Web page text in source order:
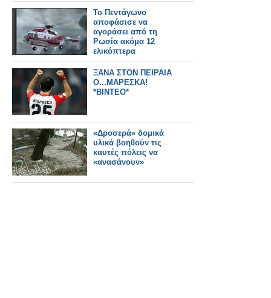
Το Πεντάγωνο
αποφάσισε να
αγοράσει από τη
Ρωσία ακόμα 12
ελικόπτερα
ΞΑΝΑ ΣΤΟΝ ΠΕΙΡΑΙΑ
Ο...ΜΑΡΕΣΚΑ!
*ΒΙΝΤΕΟ*
«Δροσερά» δομικά
υλικά βοηθούν τις
καυτές πόλεις να
«ανασάνουν»